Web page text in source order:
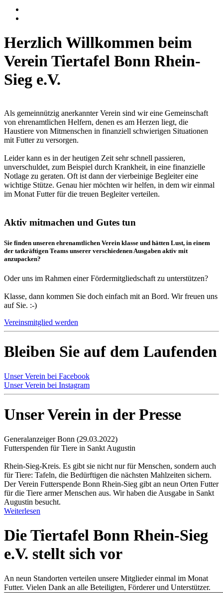
Herzlich Willkommen beim
Verein Tiertafel Bonn Rhein-
Sieg e.V.
Als gemeinnützig anerkannter Verein sind wir eine Gemeinschaft
von ehrenamtlichen Helfern, denen es am Herzen liegt, die
Haustiere von Mitmenschen in finanziell schwierigen Situationen
mit Futter zu versorgen.
Leider kann es in der heutigen Zeit sehr schnell passieren,
unverschuldet, zum Beispiel durch Krankheit, in eine finanzielle
Notlage zu geraten. Oft ist dann der vierbeinige Begleiter eine
wichtige Stütze. Genau hier möchten wir helfen, in dem wir einmal
im Monat Futter für die treuen Begleiter verteilen.
Aktiv mitmachen und Gutes tun
Sie finden unseren ehrenamtlichen Verein klasse und hätten Lust, in einem
der tatkräftigen Teams unserer verschiedenen Ausgaben aktiv mit
anzupacken?
Oder uns im Rahmen einer Fördermitgliedschaft zu unterstützen?
Klasse, dann kommen Sie doch einfach mit an Bord. Wir freuen uns
auf Sie. :-)
Vereinsmitglied werden
Bleiben Sie auf dem Laufenden
Unser Verein bei Facebook
Unser Verein bei Instagram
Unser Verein in der Presse
Generalanzeiger Bonn (29.03.2022)
Futterspenden für Tiere in Sankt Augustin
Rhein-Sieg-Kreis. Es gibt sie nicht nur für Menschen, sondern auch
für Tiere: Tafeln, die Bedürftigen die nächsten Mahlzeiten sichern.
Der Verein Futterspende Bonn Rhein-Sieg gibt an neun Orten Futter
für die Tiere armer Menschen aus. Wir haben die Ausgabe in Sankt
Augustin besucht.
Weiterlesen
Die Tiertafel Bonn Rhein-Sieg
e.V. stellt sich vor
An neun Standorten verteilen unsere Mitglieder einmal im Monat
Futter. Vielen Dank an alle Beteiligten, Förderer und Unterstützer.